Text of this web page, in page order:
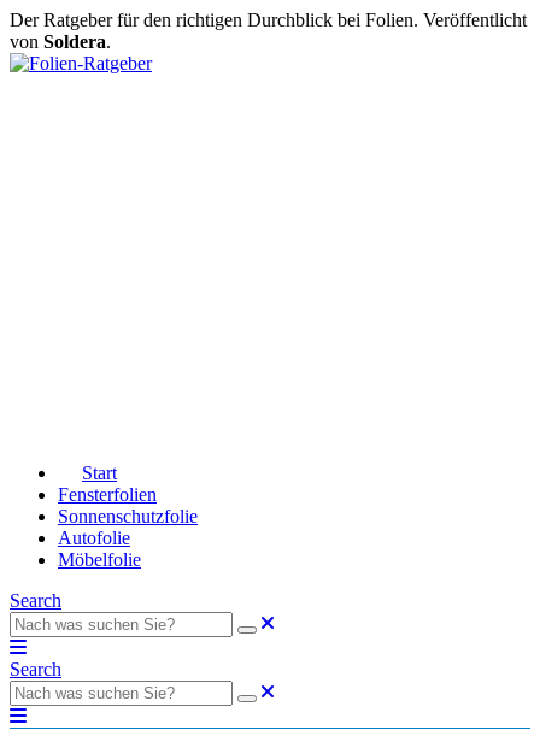
Der Ratgeber für den richtigen Durchblick bei Folien. Veröffentlicht
von Soldera.
Start
Fensterfolien
Sonnenschutzfolie
Autofolie
Möbelfolie
Search
Search